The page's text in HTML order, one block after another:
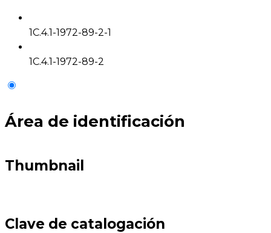
1C.4.1-1972-89-2-1
1C.4.1-1972-89-2
Área de identificación
Thumbnail
Clave de catalogación